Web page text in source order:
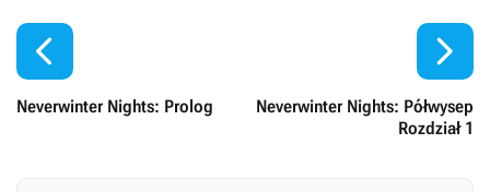

Neverwinter Nights: Prolog
Neverwinter Nights: Półwysep
Rozdział 1
